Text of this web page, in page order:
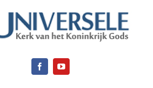
FacebookYouTube